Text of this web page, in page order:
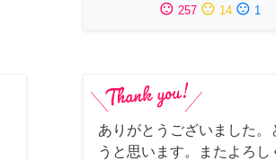
sentiment_satisfied 257 sentiment_neutral 14 sentiment_dissatisfied 1
ありがとうございました
うと思います。またよろし